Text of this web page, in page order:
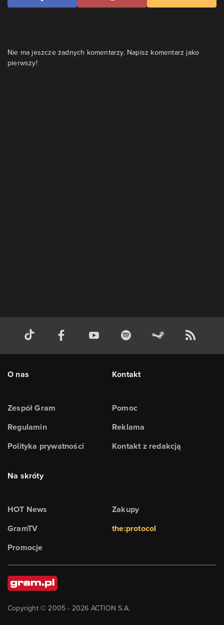
Nie ma jeszcze żadnych komentarzy. Napisz komentarz jako
pierwszy!
O nas
Zespół Gram
Regulamin
Polityka prywatności
Kontakt
Pomoc
Reklama
Kontakt z redakcją
Na skróty
HOT News
GramTV
Promocje
Zakupy
the:protocol
Copyright © 2005 - 2026 ACTION S.A.